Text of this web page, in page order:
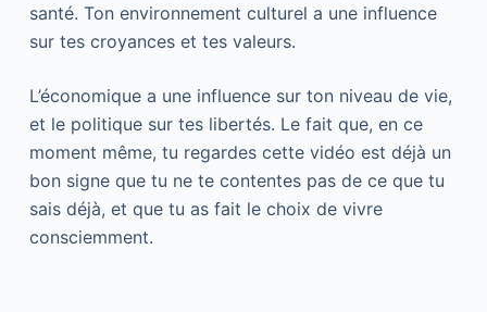
santé. Ton environnement culturel a une influence
sur tes croyances et tes valeurs.
L’économique a une influence sur ton niveau de vie,
et le politique sur tes libertés. Le fait que, en ce
moment même, tu regardes cette vidéo est déjà un
bon signe que tu ne te contentes pas de ce que tu
sais déjà, et que tu as fait le choix de vivre
consciemment.